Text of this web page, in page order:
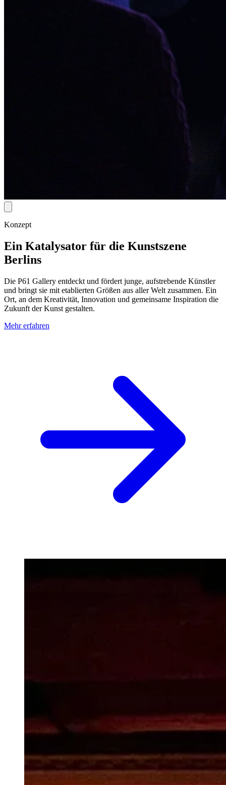
Konzept
Ein Katalysator für die Kunstszene
Berlins
Die P61 Gallery entdeckt und fördert junge, aufstrebende Künstler
und bringt sie mit etablierten Größen aus aller Welt zusammen. Ein
Ort, an dem Kreativität, Innovation und gemeinsame Inspiration die
Zukunft der Kunst gestalten.
Mehr erfahren